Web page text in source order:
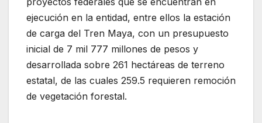
ejecución en la entidad, entre ellos la estación
de carga del Tren Maya, con un presupuesto
inicial de 7 mil 777 millones de pesos y
desarrollada sobre 261 hectáreas de terreno
estatal, de las cuales 259.5 requieren remoción
de vegetación forestal.